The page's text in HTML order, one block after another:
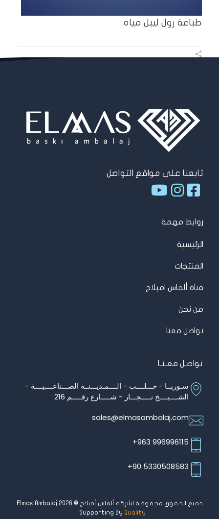
طباعة رول ليبل مياه
تابعنا على مواقع التواصل
روابط مهمة
الرئيسية
المنتجات
قناة ألماس امبلاج
من نحن
تواصل معنا
تواصـل معـنـا
سـوريــا - حـــلــــب - الــــمـديـــنــة الصـــناعــــيــــة -
الشــــيــــخ نـــــجـــار - شـــــارع رقـــــم 216
sales@elmasambalaj.com
996996115 963+
5330508583 90+
جميع الحقوق محفوظة لشركة ألماس أمبلاج © Elmas Ambalaj 2026
| Supporting By Quality